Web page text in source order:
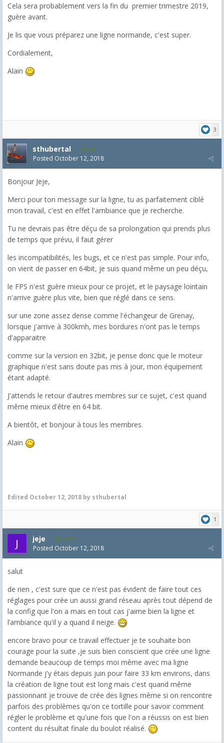
Cela sera probablement vers la fin du premier trimestre 2019,
guère avant.
Je lis que vous préparez une ligne normande, c'est super.
Cordialement,
Alain
3
sthubertal 530
Posted October 12, 2018
Bonjour Jeje,
Merci pour ton message sur la ligne, tu as parfaitement ciblé
mon travail, c'est en effet l'ambiance que je recherche.
Tu ne devrais pas être déçu de sa prolongation qui prends plus
de temps que prévu, il faut gérer
les incompatibilités, les bugs, et ce n'est pas simple. Pour info,
on vient de passer en 64bit, je suis quand même un peu déçu,
le FPS n'est guère mieux pour ce projet, et le paysage lointain
n'arrive guère plus vite, bien que réglé dans ce sens.
sur une zone assez dense comme l'échangeur de Grenay,
lorsque j'arrive à 300kmh, mes bordures n'ont pas le temps
d'apparaitre
comme sur la version en 32bit, je pense donc que le moteur
graphique n'est sans doute pas mis à jour, mon équipement
étant adapté.
J'attends le retour d'autres membres sur ce sujet, c'est quand
même mieux d'être en 64 bit.
A bientôt, et bonjour à tous les membres.
Alain
Edited October 12, 2018 by sthubertal
1
jeje 1,304
Posted October 12, 2018
salut
de rien , c'est sure que ce n'est pas évident de faire tout ces
réglages pour crée un aussi grand réseau après tout dépend de
la config que l'on a mais en tout cas j'aime bien la ligne et
l’ambiance qu'il y a quand il neige.
encore bravo pour ce travail effectuer je te souhaite bon
courage pour la suite ,je suis bien conscient que crée une ligne
demande beaucoup de temps moi même avec ma ligne
Normande j'y étais depuis juin pour faire 33 km environs, dans
la création de ligne tout est long mais c'est quand même
passionnant je trouve de crée des lignes même si on rencontre
parfois des problèmes qu'on ce tortille pour savoir comment
régler le problème et qu'une fois que l'on a réussis on est bien
content du résultat finale du boulot réalisé.